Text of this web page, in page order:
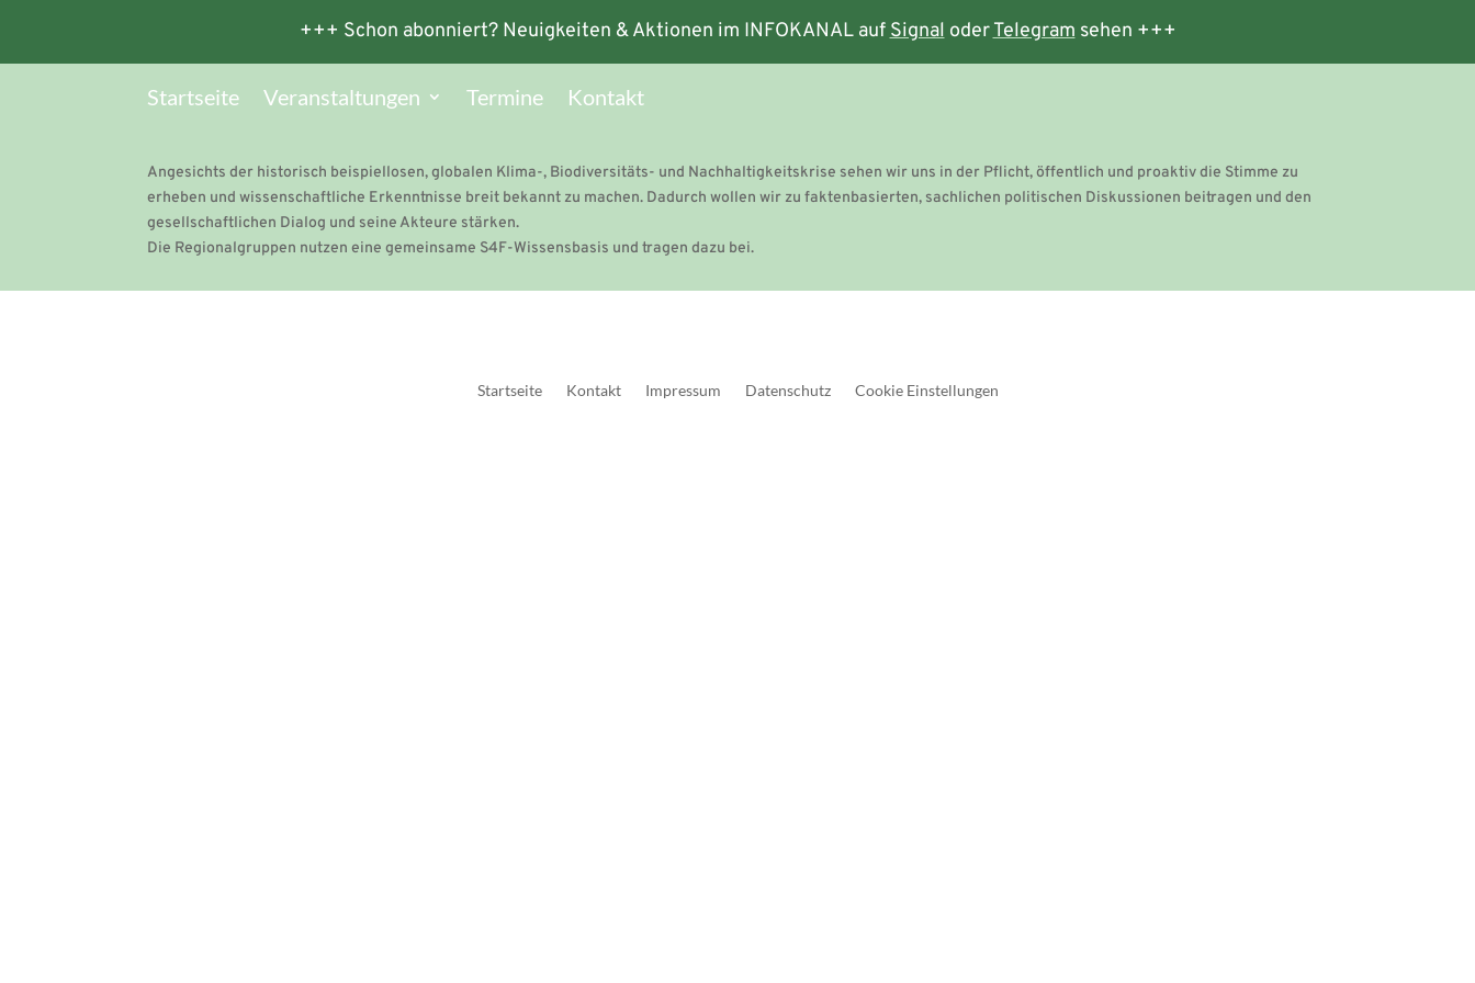
+++ Schon abonniert? Neuigkeiten & Aktionen im INFOKANAL aufSignaloderTelegramsehen +++
Startseite Veranstaltungen Termine Kontakt
Angesichts der historisch beispiellosen, globalen Klima-, Biodiversitäts- und Nachhaltigkeitskrise sehen wir uns in der Pflicht, öffentlich und proaktiv die Stimme zu
erheben und wissenschaftliche Erkenntnisse breit bekannt zu machen. Dadurch wollen wir zu faktenbasierten, sachlichen politischen Diskussionen beitragen und den
gesellschaftlichen Dialog und seine Akteure stärken.
Die Regionalgruppen nutzen eine gemeinsame S4F-Wissensbasis und tragen dazu bei.
Startseite Kontakt Impressum Datenschutz Cookie Einstellungen